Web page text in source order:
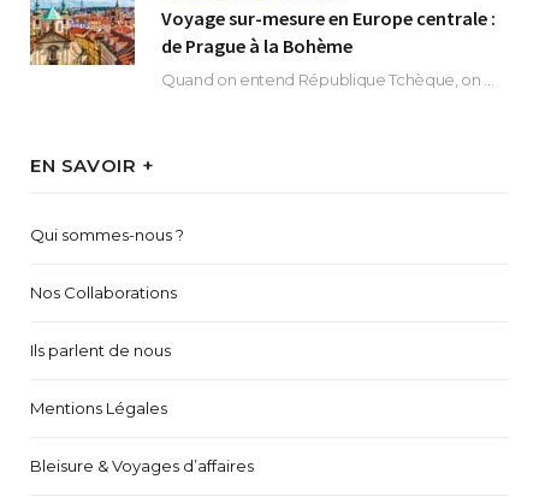
Voyage sur-mesure en Europe centrale :
de Prague à la Bohème
EN SAVOIR +
Qui sommes-nous ?
Nos Collaborations
Ils parlent de nous
Mentions Légales
Bleisure & Voyages d’affaires